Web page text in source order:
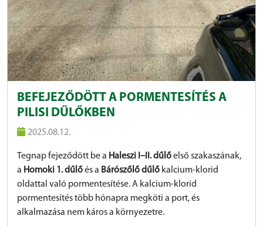
BEFEJEZŐDÖTT A PORMENTESÍTÉS A
PILISI DŰLŐKBEN
2025.08.12.
Tegnap fejeződött be a Haleszi I–II. dűlőelső szakaszának,
a Homoki 1. dűlőés a Bárószőlő dűlő kalcium-klorid
oldattal való pormentesítése. A kalcium-klorid
pormentesítés több hónapra megköti a port, és
alkalmazása nem káros a környezetre.